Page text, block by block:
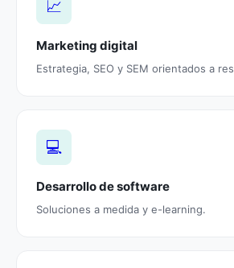
📈
Marketing digital
Estrategia, SEO y SEM orientados a
💻
Desarrollo de software
Soluciones a medida y e-learning.